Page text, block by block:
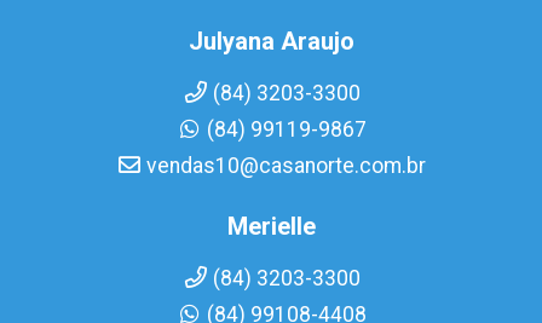
Julyana Araujo
(84) 3203-3300
(84) 99119-9867
vendas10@casanorte.com.br
Merielle
(84) 3203-3300
(84) 99108-4408